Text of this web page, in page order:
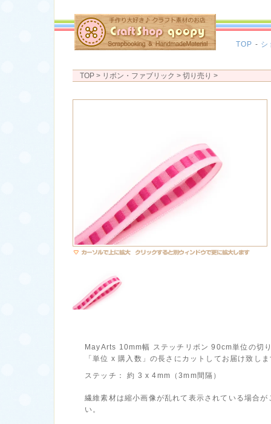
TOP - シ
TOP > リボン・ファブリック > 切り売り >
MayArts 10mm幅 ステッチリボン 90cm単位の切
「単位 x 購入数」の長さにカットしてお届け致し
ステッチ： 約 3 x 4mm（3mm間隔）
繊維素材は縮小画像が乱れて表示されている場合
い。